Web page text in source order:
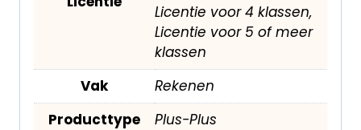
Licentie voor 4 klassen,
Licentie voor 5 of meer
klassen
Vak
Rekenen
Producttype
Plus-Plus